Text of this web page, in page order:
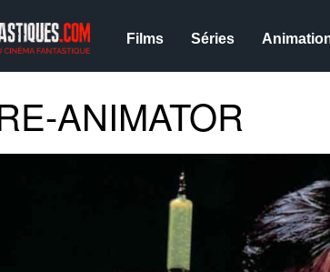
Films Séries
ANIMATOR